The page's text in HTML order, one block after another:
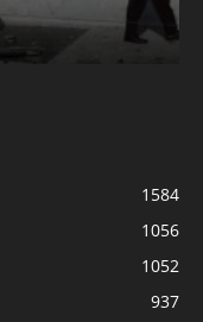
1584
1056
1052
937